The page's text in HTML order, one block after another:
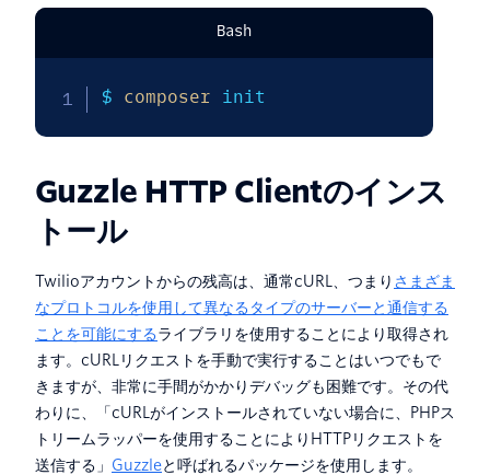
Bash
$ composer init
Guzzle HTTP Clientのインス
トール
Twilioアカウントからの残高は、通常cURL、つまり さまざま
なプロトコルを使用して異なるタイプのサーバーと通信する
ことを可能にするライブラリを使用することにより取得され
ます。cURLリクエストを手動で実行することはいつでもで
きますが、非常に手間がかかりデバッグも困難です。その代
わりに、「cURLがインストールされていない場合に、PHPス
トリームラッパーを使用することによりHTTPリクエストを
送信する」 Guzzleと呼ばれるパッケージを使用します。